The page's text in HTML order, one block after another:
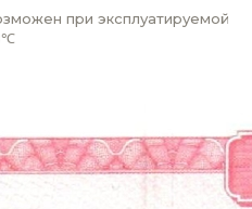
при эксплуатируемой